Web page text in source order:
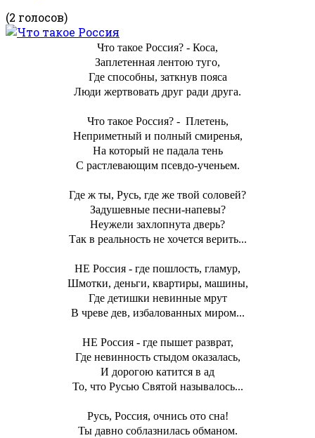
(2 голосов)
Что такое Россия? - Коса,
Заплетенная лентою туго,
Где способны, заткнув пояса
Люди жертвовать друг ради друга.
Что такое Россия? - Плетень,
Неприметный и полный смиренья,
На который не падала тень
С растлевающим псевдо-ученьем.
Где ж ты, Русь, где же твой соловей?
Задушевные песни-напевы?
Неужели захлопнута дверь?
Так в реальность не хочется верить...
НЕ Россия - где пошлость, гламур,
Шмотки, деньги, квартиры, машины,
Где детишки невинные мрут
В чреве дев, избалованных миром...
НЕ Россия - где пышет разврат,
Где невинность стыдом оказалась,
И дорогою катится в ад
То, что Русью Святой называлось...
Русь, Россия, очнись ото сна!
Ты давно соблазнилась обманом.